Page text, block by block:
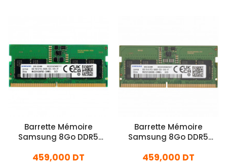
Barrette Mémoire
Samsung 8Go DDR5
459,000 DT
Barrette Mémoire
Samsung 8Go DDR5
459,000 DT